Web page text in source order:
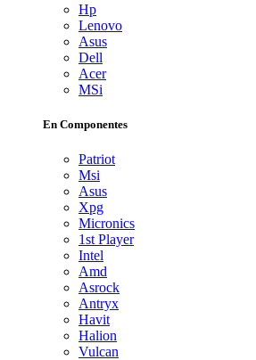
Hp
Lenovo
Asus
Dell
Acer
MSi
En Componentes
Patriot
Msi
Asus
Xpg
Micronics
1st Player
Intel
Amd
Asrock
Antryx
Havit
Halion
Vulcan